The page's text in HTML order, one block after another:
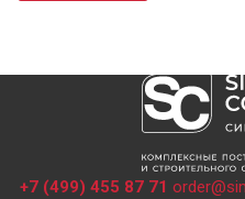
+7 (499) 455 87 71